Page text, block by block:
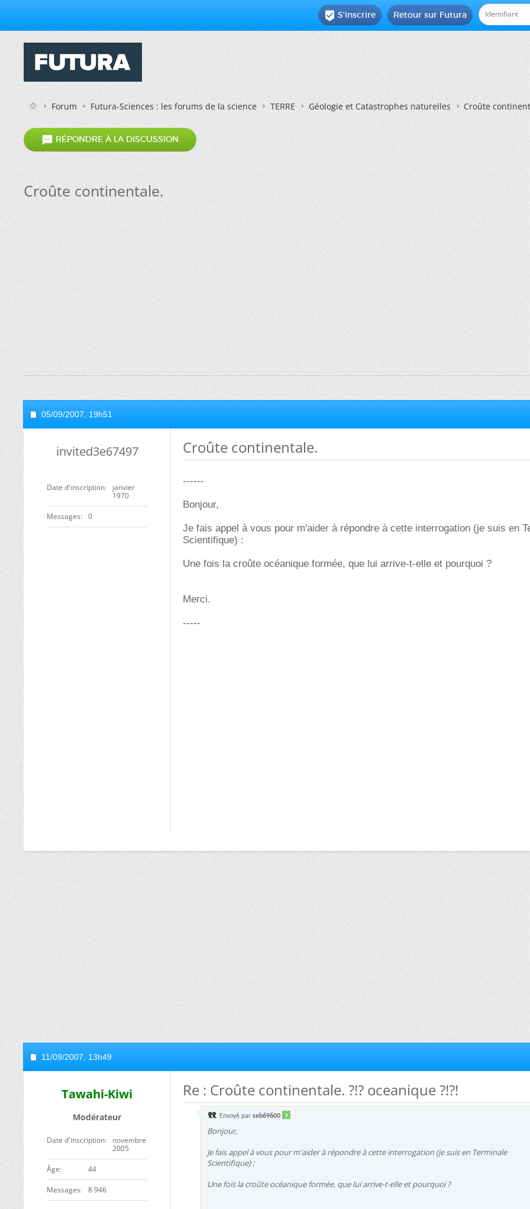
Retour sur Futura
 S'inscrire
Forum Futura-Sciences : les forums de la science TERRE Géologie et Catastrophes naturelles Croûte
 RÉPONDRE À LA DISCUSSION
Croûte continentale.
05/09/2007, 19h51
invited3e67497
Date d'inscription
janvier
1970
Messages 0
Croûte continentale.
------
Bonjour,
Je fais appel à vous pour m'aider à répondre à cette interrogation (je suis en
Scientifique) :
Une fois la croûte océanique formée, que lui arrive-t-elle et pourquoi ?
Merci.
-----
11/09/2007, 13h49
Tawahi-Kiwi
Modérateur
Date d'inscription
novembre
2005
ge 44
Messages 8 946
Re : Croûte continentale. ?!? oceanique ?!?!
Envoyé par seb69600
Bonjour,
Je fais appel à vous pour m'aider à répondre à cette interrogation (je suis en Terminale
Scientifique) :
Une fois la croûte océanique formée, que lui arrive-t-elle et pourquoi ?